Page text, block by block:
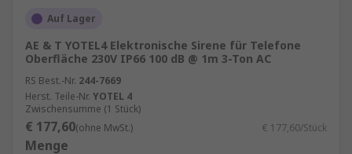
Auf Lager
AE & T YOTEL4 Elektronische Sirene für Telefone
Oberfläche 230V IP66 100 dB @ 1m 3-Ton AC
RS Best.-Nr. 244-7669
Herst. Teile-Nr. YOTEL 4
Zwischensumme (1 Stück)
€ 177,60(ohne MwSt.) € 177,60/Stück
Menge